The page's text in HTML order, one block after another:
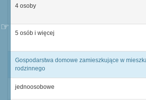
4 osoby
5 osób i więcej
Gospodarstwa domowe zamieszkujące w
rodzinnego
jednoosobowe